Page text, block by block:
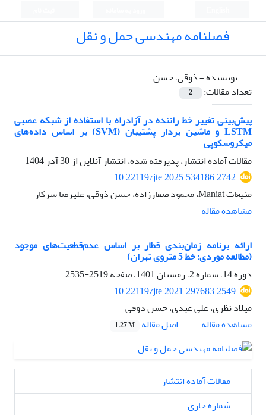
فصلنامه مهندسی حمل و نقل
نویسنده =ذوقی، حسن
تعداد مقالات:
2
پیش‌بینی تغییر خط راننده در آزادراه با استفاده از شبکه عصبی
LSTM و ماشین بردار پشتیبان (SVM) بر اساس داده‌های
میکروسکوپی
مقالات آماده انتشار، پذیرفته شده، انتشار آنلاین از30 آذر 1404
10.22119/jte.2025.534186.2742
منیعات Maniat، محمود صفارزاده، حسن ذوقی، علیرضا سرکار
مشاهده مقاله
ارائه برنامه زمان‌بندی قطار بر اساس عدم‌قطعیت‌های موجود
(مطالعه موردی: خط 5 متروی تهران)
دوره 14، شماره 2، زمستان 1401، صفحه
2519-2535
10.22119/jte.2021.297683.2549
میلاد نظری، علی عبدی، حسن ذوقی
مشاهده مقاله
اصل مقاله 1.27 M
مقالات آماده انتشار
شماره جاری